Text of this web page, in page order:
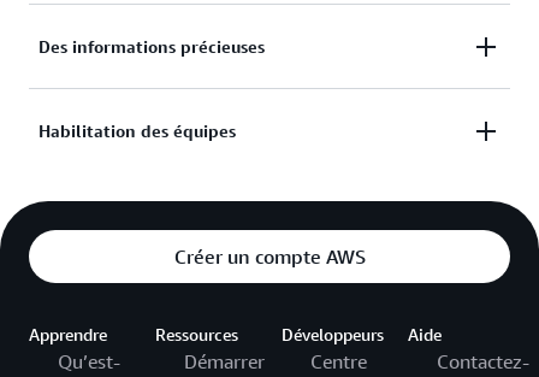
Gérez votre budget de manière stratégique et
Des informations précieuses
Obtenez un aperçu de la progression de l’équipe.
Habilitation des équipes
de votre équipe.Créer un compte AWS
Apprendre
Qu’est-
Ressources
Démarrer
Développeurs
Centre
Aide
Contactez-